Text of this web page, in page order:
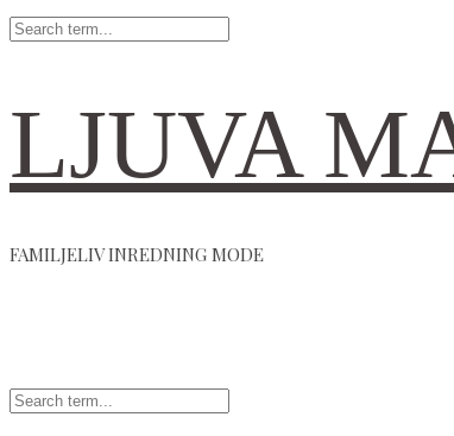
LJUVA
FAMILJELIV INREDNING MODE